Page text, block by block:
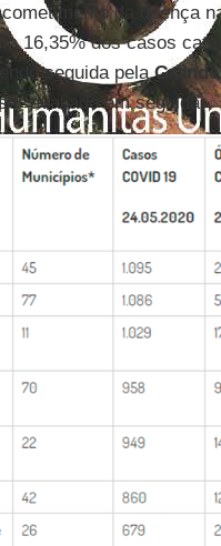
da doença
16,35% dos casos
seguida pelaGrande
avaliado em seguida: